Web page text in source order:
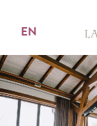
EN